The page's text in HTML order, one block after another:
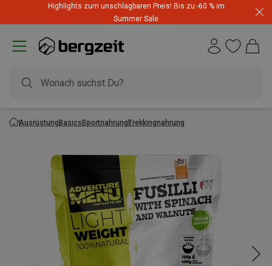
Highlights zum unschlagbaren Preis! Bis zu -60 % im
Summer Sale
AusrüstungBasicsSportnahrungTrekkingnahrung